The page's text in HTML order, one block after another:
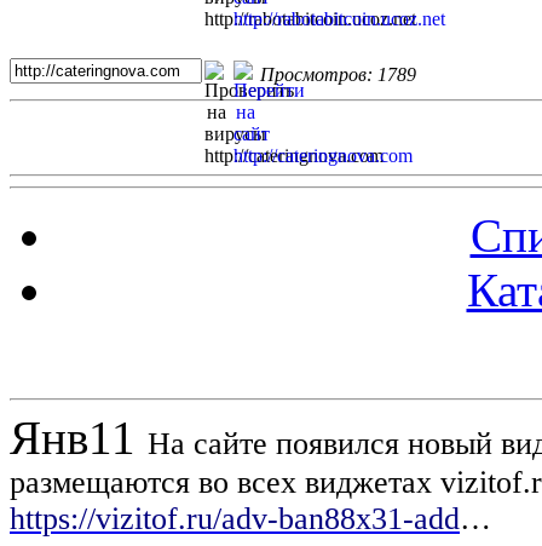
Просмотров: 1789
Янв11 На сайте появился новый
размещаются во всех виджетах
https://vizitof.ru/adv-ban88x31-add…